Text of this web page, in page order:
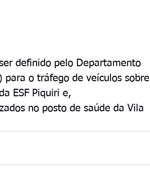
definido pelo Departamento
para o tráfego de veículos sobre
ESF Piquiri e,
no posto de saúde da Vila